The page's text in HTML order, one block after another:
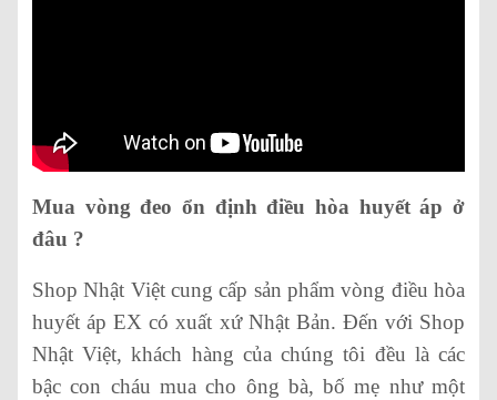
Mua vòng đeo ổn định điều hòa huyết áp ở
đâu ?
Shop Nhật Việt cung cấp sản phẩm vòng điều hòa
huyết áp EX có xuất xứ Nhật Bản. Đến với Shop
Nhật Việt, khách hàng của chúng tôi đều là các
bậc con cháu mua cho ông bà, bố mẹ như một